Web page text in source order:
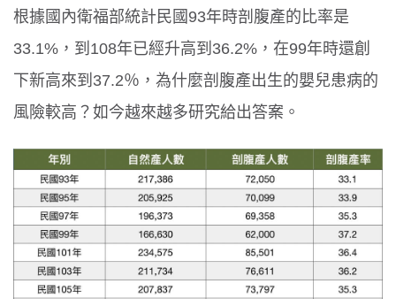
根據國內衛福部統計民國 93年時剖腹產的比率是
33.1% ，到 108年已經升高到 36.2% ，在99年時還創
下新高來到 37.2％，為什麼剖腹產出生的嬰兒患病的
風險較高？如今越來越多研究給出答案。